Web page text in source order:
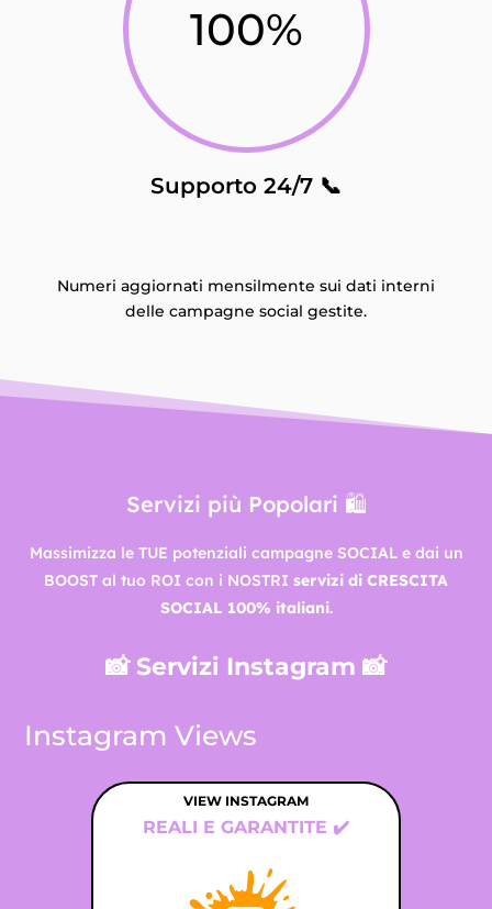
100%
Supporto 24/7 📞
Numeri aggiornati mensilmente sui dati interni
delle campagne social gestite.
Servizi più Popolari 🛍️
Massimizza le TUE potenziali campagne SOCIAL e dai un
BOOST al tuo ROI con i NOSTRI servizi di CRESCITA
SOCIAL 100% italiani.
📸 Servizi Instagram 📸
Instagram Views
VIEW INSTAGRAM
REALI E GARANTITE ✔️